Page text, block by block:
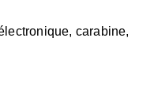
carabine,